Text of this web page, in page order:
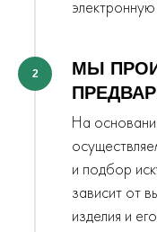
2
МЫ
На
и подбор
зависит от
изделия и